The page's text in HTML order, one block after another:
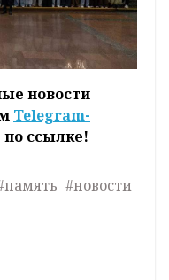
новости
Telegram-
ссылке!
#новости